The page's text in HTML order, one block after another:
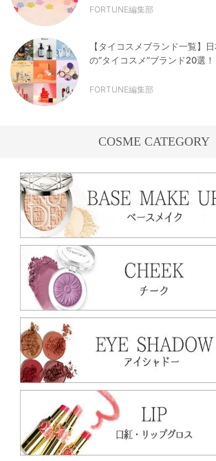
FORTUNE編集部
【タイコスメブランド一覧】
の“タイコスメ”ブランド20選！
FORTUNE編集部
COSME CATEGORY